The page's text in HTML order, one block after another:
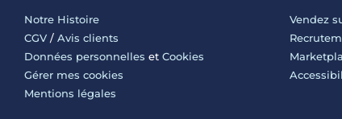
Notre Histoire
CGV / Avis clients
Données personnelles et Cookies
Gérer mes cookies
Mentions légales
Vendez